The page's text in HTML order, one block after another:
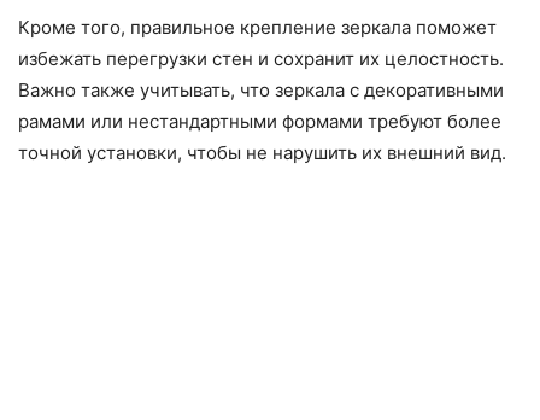
Кроме того, правильное крепление зеркала поможет
избежать перегрузки стен и сохранит их целостность.
Важно также учитывать, что зеркала с декоративными
рамами или нестандартными формами требуют более
точной установки, чтобы не нарушить их внешний вид.